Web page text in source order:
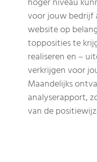
voor jouw bedrijf
website op
topposities te
realiseren en –
verkrijgen voor
Maandelijks
analyserapport,
van de